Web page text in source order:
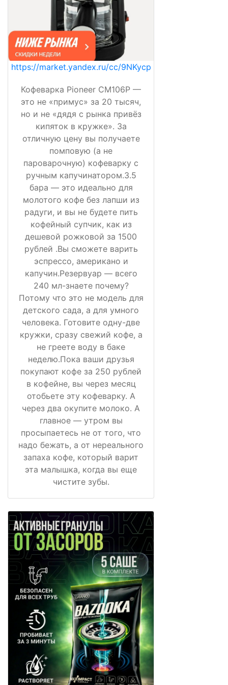
https://market.yandex.ru/cc/9NKycp
Кофеварка Pioneer CM106P —
это не «примус» за 20 тысяч,
но и не «дядя с рынка привёз
кипяток в кружке». За
отличную цену вы получаете
помповую (а не
пароварочную) кофеварку с
ручным капучинатором.3.5
бара — это идеально для
молотого кофе без лапши из
радуги, и вы не будете пить
кофейный супчик, как из
дешевой рожковой за 1500
рублей .Вы сможете варить
эспрессо, американо и
капучин.Резервуар — всего
240 мл-знаете почему?
Потому что это не модель для
детского сада, а для умного
человека. Готовите одну-две
кружки, сразу свежий кофе, а
не греете воду в баке
неделю.Пока ваши друзья
покупают кофе за 250 рублей
в кофейне, вы через месяц
отобьете эту кофеварку. А
через два окупите молоко. А
главное — утром вы
просыпаетесь не от того, что
надо бежать, а от нереального
запаха кофе, который варит
эта малышка, когда вы еще
чистите зубы.